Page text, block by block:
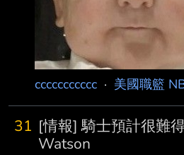
ccccccccccc · 美國職籃
31 [情報] 騎士預計很難
Watson